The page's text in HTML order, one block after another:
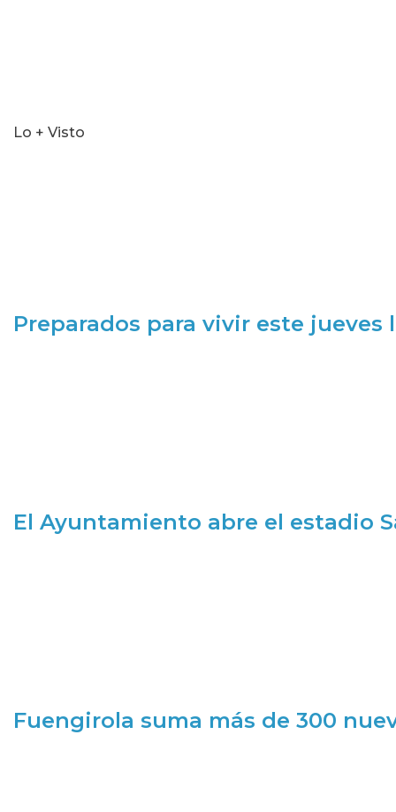
Lo + Visto
Preparados para vivir este jueves
El Ayuntamiento abre el estadio
Fuengirola suma más de 300